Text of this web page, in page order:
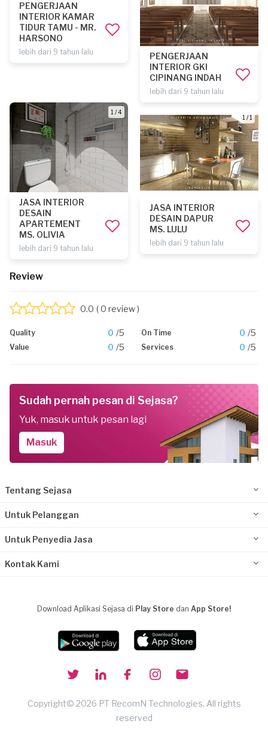
PENGERJAAN
INTERIOR KAMAR
TIDUR TAMU - MR.
HARSONO
lebih dari 9 tahun lalu
PENGERJAAN
INTERIOR GKI
CIPINANG INDAH
lebih dari 9 tahun lalu
1 / 4
JASA INTERIOR
DESAIN
APARTEMENT
MS. OLIVIA
lebih dari 9 tahun lalu
1 / 1
JASA INTERIOR
DESAIN DAPUR
MS. LULU
lebih dari 9 tahun lalu
Review
0.0 ( 0 review )
Quality 0 /5 On Time 0 /5
Value 0 /5 Services 0 /5
Sudah pernah pesan di Sejasa?
Yuk, masuk untuk pesan lagi
Masuk
Tentang Sejasa
Untuk Pelanggan
Untuk Penyedia Jasa
Kontak Kami
Download Aplikasi Sejasa di Play Store dan App Store!
Copyright© 2026 PT RecomN Technologies, All rights
reserved